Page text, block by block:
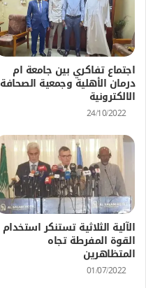
اجتماع تفاكري بين جامعة ام
درمان الأهلية وجمعية الصحافة
الالكترونية
24/10/2022
الآلية الثلاثية تستنكر استخدام
القوة المفرطة تجاه
المتظاهرين
01/07/2022